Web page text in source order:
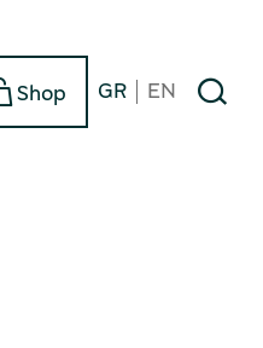
Shop GR EN